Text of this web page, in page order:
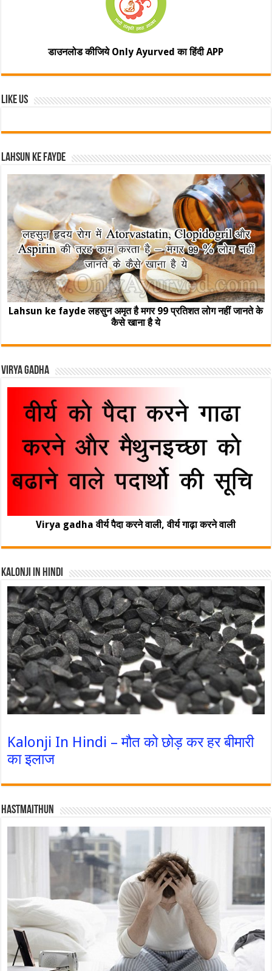
डाउनलोड कीजिये Only Ayurved का हिंदी APP
Like Us
Lahsun ke fayde
Lahsun ke fayde लहसुन अमृत है मगर 99 प्रतिशत लोग नहीं जानते के
कैसे खाना है ये
Virya Gadha
Virya gadha वीर्य पैदा करने वाली, वीर्य गाढ़ा करने वाली
Kalonji In Hindi
Kalonji In Hindi – मौत को छोड़ कर हर बीमारी
का इलाज
Hastmaithun